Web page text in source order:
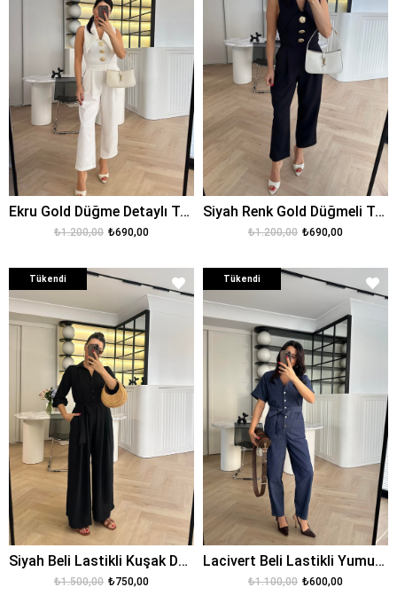
Ekru Gold Düğme Detaylı Tasarım Tulum
₺690,00
₺1.200,00
Siyah Renk Gold Düğmeli Tasarım Tulum
₺690,00
₺1.200,00
Tükendi
Siyah Beli Lastikli Kuşak Detaylı Krep Kumaş Tulum
₺750,00
₺1.500,00
Tükendi
Lacivert Beli Lastikli Yumuşak Denim Kumaş Tulum
₺600,00
₺1.100,00